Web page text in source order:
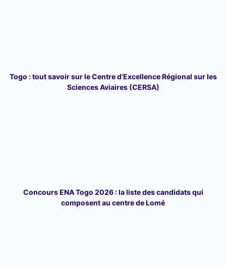
Togo : tout savoir sur le Centre d’Excellence Régional sur les
Sciences Aviaires (CERSA)
Concours ENA Togo 2026 : la liste des candidats qui
composent au centre de Lomé